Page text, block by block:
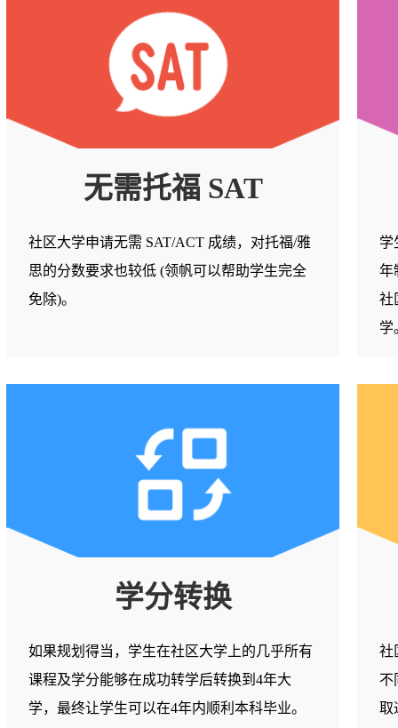
无需托福 SAT
社区大学申请无需 SAT/ACT 成绩，对托福/雅
思的分数要求也较低 (领帆可以帮助学生完全
免除)。
学
年
社
学
学分转换
如果规划得当，学生在社区大学上的几乎所有
课程及学分能够在成功转学后转换到4年大
学，最终让学生可以在4年内顺利本科毕业。
社
不
取